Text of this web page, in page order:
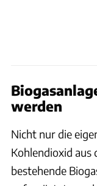
werden
Nicht nur die
Kohlendioxid aus
bestehende